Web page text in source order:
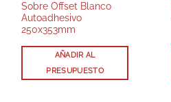
Sobre Offset Blanco
Autoadhesivo
250x353mm
AÑADIR AL
PRESUPUESTO